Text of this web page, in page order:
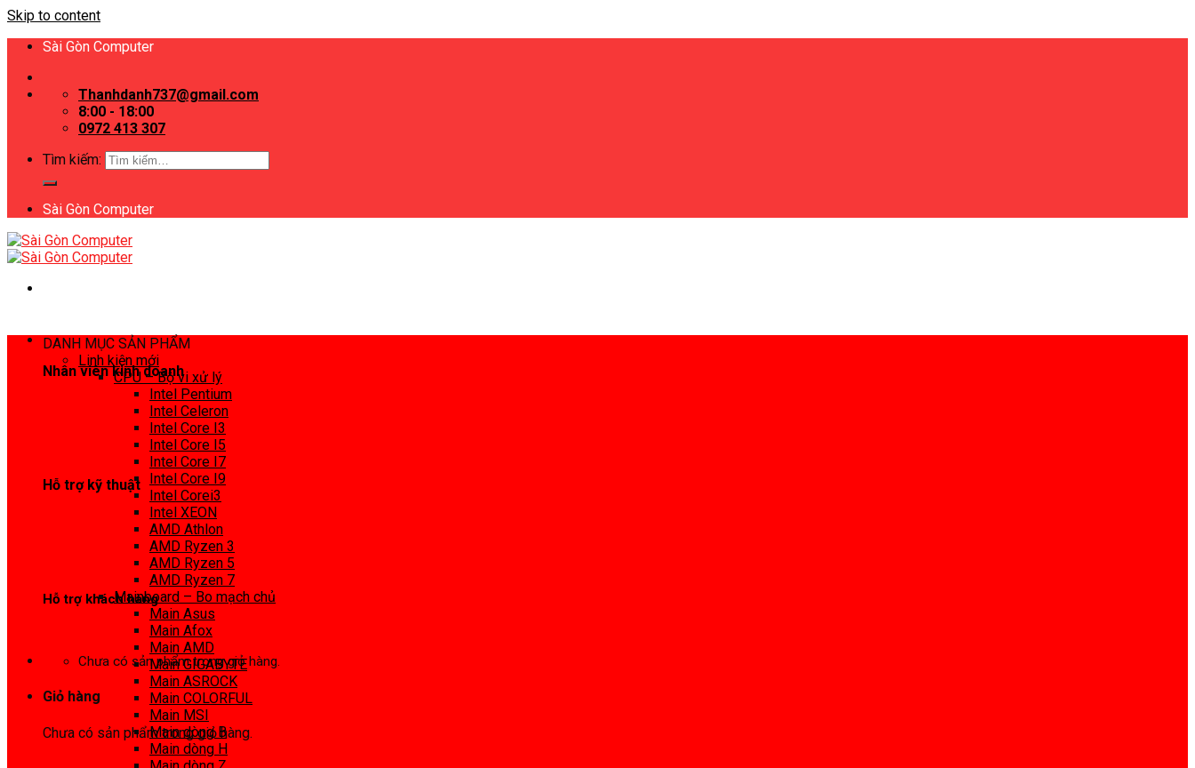
Skip to content
Sài Gòn Computer
Thanhdanh737@gmail.com
8:00 - 18:00
0972 413 307
Tìm kiếm:
Sài Gòn Computer
Nhân viên kinh doanh
Hỗ trợ kỹ thuật
Hỗ trợ khách hàng
Chưa có sản phẩm trong giỏ hàng.
Giỏ hàng
Chưa có sản phẩm trong giỏ hàng.
DANH MỤC SẢN PHẨM
Linh kiện mới
CPU – Bộ vi xử lý
Intel Pentium
Intel Celeron
Intel Core I3
Intel Core I5
Intel Core I7
Intel Core I9
Intel Corei3
Intel XEON
AMD Athlon
AMD Ryzen 3
AMD Ryzen 5
AMD Ryzen 7
Mainboard – Bo mạch chủ
Main Asus
Main Afox
Main AMD
Main GIGABYTE
Main ASROCK
Main COLORFUL
Main MSI
Main dòng B
Main dòng H